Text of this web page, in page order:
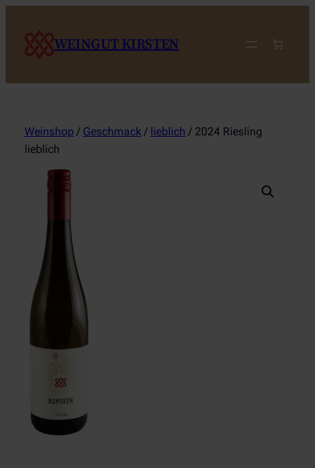
springen
WEINGUT KIRSTEN
Weinshop / Geschmack/ lieblich / 2024 Riesling
lieblich